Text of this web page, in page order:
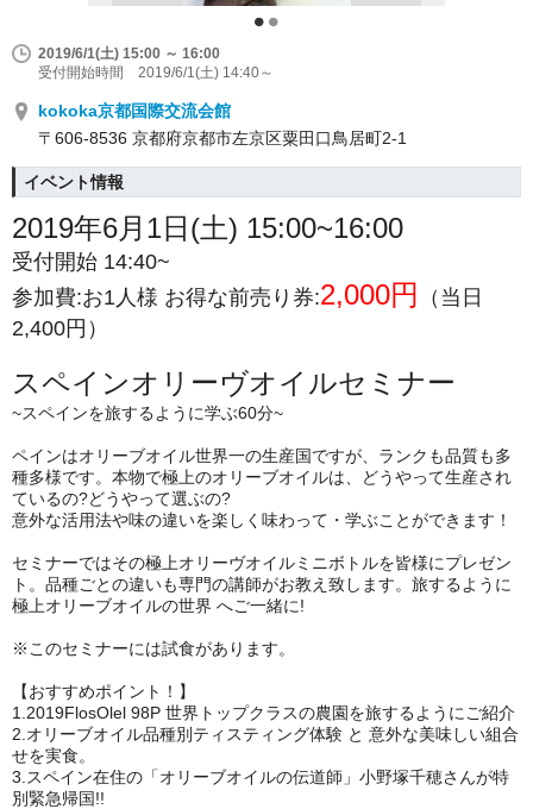
2019/6/1(土) 15:00 ～ 16:00
受付開始時間 2019/6/1(土) 14:40～
kokoka京都国際交流会館
〒606-8536 京都府京都市左京区粟田口鳥居町2-1
イベント情報
2019年6月1日(土) 15:00~16:00
受付開始 14:40~
参加費:お1人様 お得な前売り券:2,000円
（当日
2,400円）
スペインオリーヴオイルセミナー
~スペインを旅するように学ぶ60分~
ペインはオリーブオイル世界一の生産国ですが、ランクも品質も多
種多様です。本物で極上のオリーブオイルは、どうやって生産され
ているの?どうやって選ぶの?
意外な活用法や味の違いを楽しく味わって・学ぶことができます！
セミナーではその極上オリーヴオイルミニボトルを皆様にプレゼン
ト。品種ごとの違いも専門の講師がお教え致します。旅するように
極上オリーブオイルの世界 へご一緒に!
※このセミナーには試食があります。
【おすすめポイント！ 】
1.2019FlosOlel 98P 世界トップクラスの農園を旅するようにご紹介
2.オリーブオイル品種別ティスティング体験 と 意外な美味しい組合
せを実食。
3.スペイン在住の「オリーブオイルの伝道師」小野塚千穂さんが特
別緊急帰国!!